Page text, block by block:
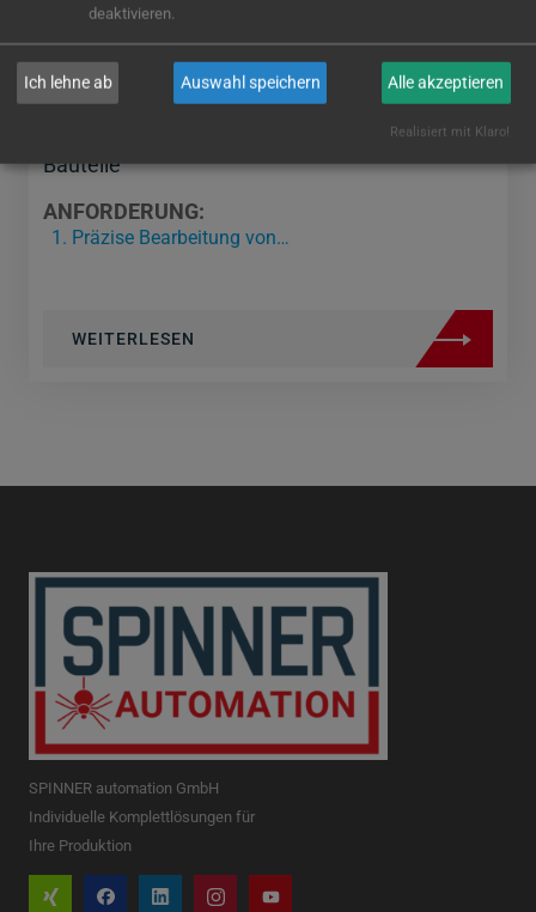
Vollautomatisierte Fertigung für hochsensible
Bauteile
ANFORDERUNG:
Präzise Bearbeitung von…
WEITERLESEN
SPINNER automation GmbH
Individuelle Komplettlösungen für
Ihre Produktion
deaktivieren.
Ich lehne ab Auswahl speichern Alle akzeptieren
Realisiert mit Klaro!